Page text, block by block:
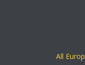
All